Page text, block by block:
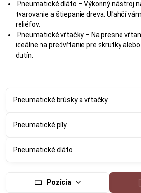
Pneumatické dláto – Výkonný nástroj
tvarovanie a štiepanie dreva. Uľahčí
reliéfov.
Pneumatické vŕtačky – Na presné
ideálne na predvŕtanie pre skrutky
dutín.
Pneumatické brúsky a vŕtačky
Pneumatické píly
Pneumatické dláto
Pozícia